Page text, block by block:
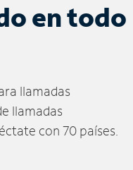
en todo
llamadas
llamadas
con 70 países.